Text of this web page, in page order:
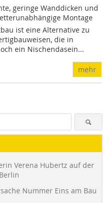
geringe Wanddicken und
Montage 
ist eine Alternative zu
die in
ein Nischendasein...
mehr
Verena Hubertz auf der
Nummer Eins am Bau